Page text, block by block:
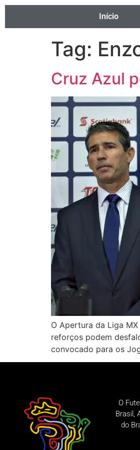
Início
Tag:
Cruz Azul
O Apertura da Liga
reforços podem
convocado para os
O
Brasil,
do